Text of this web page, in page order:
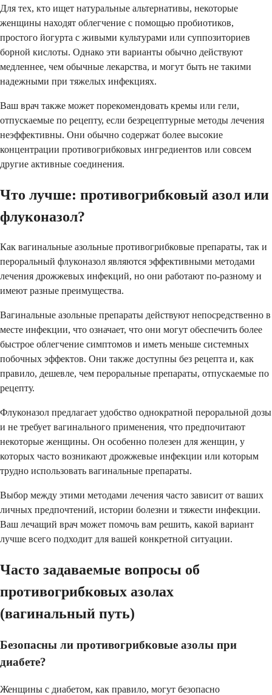
Для тех, кто ищет натуральные альтернативы, некоторые
женщины находят облегчение с помощью пробиотиков,
простого йогурта с живыми культурами или суппозиториев
борной кислоты. Однако эти варианты обычно действуют
медленнее, чем обычные лекарства, и могут быть не такими
надежными при тяжелых инфекциях.
Ваш врач также может порекомендовать кремы или гели,
отпускаемые по рецепту, если безрецептурные методы лечения
неэффективны. Они обычно содержат более высокие
концентрации противогрибковых ингредиентов или совсем
другие активные соединения.
Что лучше: противогрибковый азол или
флуконазол?
Как вагинальные азольные противогрибковые препараты, так и
пероральный флуконазол являются эффективными методами
лечения дрожжевых инфекций, но они работают по-разному и
имеют разные преимущества.
Вагинальные азольные препараты действуют непосредственно в
месте инфекции, что означает, что они могут обеспечить более
быстрое облегчение симптомов и иметь меньше системных
побочных эффектов. Они также доступны без рецепта и, как
правило, дешевле, чем пероральные препараты, отпускаемые по
рецепту.
Флуконазол предлагает удобство однократной пероральной дозы
и не требует вагинального применения, что предпочитают
некоторые женщины. Он особенно полезен для женщин, у
которых часто возникают дрожжевые инфекции или которым
трудно использовать вагинальные препараты.
Выбор между этими методами лечения часто зависит от ваших
личных предпочтений, истории болезни и тяжести инфекции.
Ваш лечащий врач может помочь вам решить, какой вариант
лучше всего подходит для вашей конкретной ситуации.
Часто задаваемые вопросы об
противогрибковых азолах
(вагинальный путь)
Безопасны ли противогрибковые азолы при
диабете?
Женщины с диабетом, как правило, могут безопасно